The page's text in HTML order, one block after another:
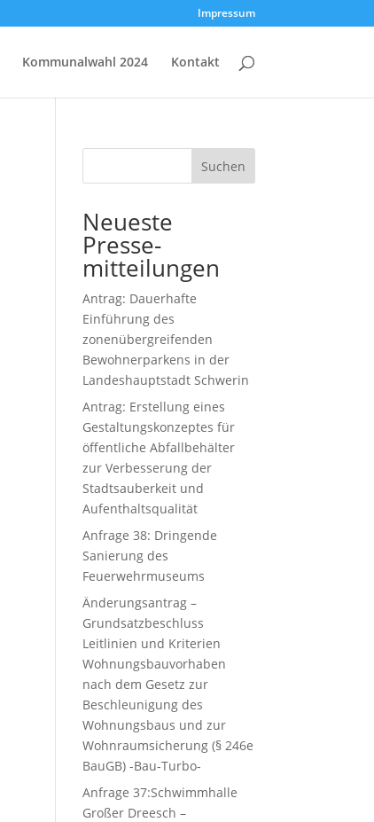
Impressum
Kommunalwahl 2024 Kontakt
Suchen
Neueste
Presse-
mitteilungen
Antrag: Dauerhafte
Einführung des
zonenübergreifenden
Bewohnerparkens in der
Landeshauptstadt Schwerin
Antrag: Erstellung eines
Gestaltungskonzeptes für
öffentliche Abfallbehälter
zur Verbesserung der
Stadtsauberkeit und
Aufenthaltsqualität
Anfrage 38: Dringende
Sanierung des
Feuerwehrmuseums
Änderungsantrag –
Grundsatzbeschluss
Leitlinien und Kriterien
Wohnungsbauvorhaben
nach dem Gesetz zur
Beschleunigung des
Wohnungsbaus und zur
Wohnraumsicherung (§ 246e
BauGB) -Bau-Turbo-
Anfrage 37:Schwimmhalle
Großer Dreesch –